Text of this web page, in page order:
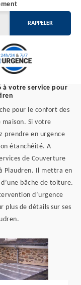
à votre service pour
pour le confort des
Si votre
prendre en urgence
étanchéité. A
de Couverture
Plaudren. Il mettra en
bâche de toiture.
d’urgence
plus de détails sur ses